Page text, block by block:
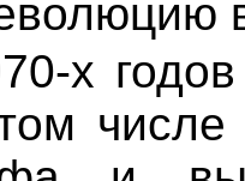
х
числе